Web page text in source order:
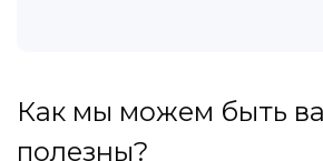
Как мы можем быть
полезны?